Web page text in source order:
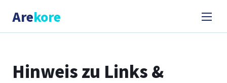
Arekore
Hinweis zu Links &